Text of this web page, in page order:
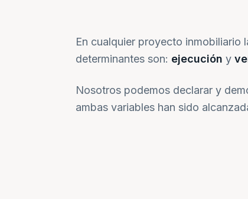
En cualquier proyecto inmobiliario
determinantes son: ejecución y
Nosotros podemos declarar y
ambas variables han sido